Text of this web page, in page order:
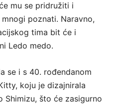
mu se pridružiti i
poznati. Naravno,
tima bit će i
Ledo medo.
se i s 40. rođendanom
koju je dizajnirala
Shimizu, što će zasigurno